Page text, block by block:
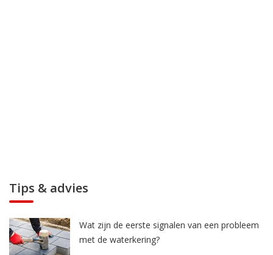
Tips & advies
Wat zijn de eerste signalen van een probleem
met de waterkering?